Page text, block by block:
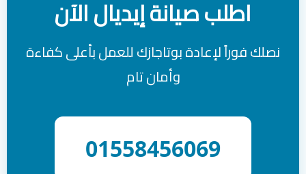
اطلب صيانة إيديال الآن
نصلك فوراً لإعادة بوتاجازك للعمل بأعلى كفاءة
وأمان تام
01558456069